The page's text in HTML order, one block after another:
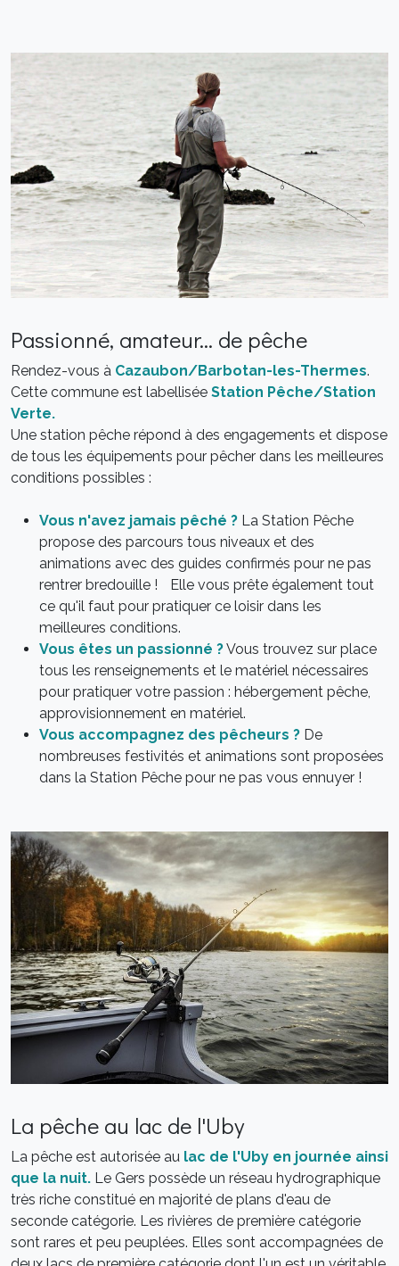
Passionné, amateur... de pêche
Rendez-vous à Cazaubon/Barbotan-les-Thermes.
Cette commune est labellisée Station Pêche/Station
Verte.
Une station pêche répond à des engagements et dispose
de tous les équipements pour pêcher dans les meilleures
conditions possibles :
Vous n'avez jamais pêché ? La Station Pêche
propose des parcours tous niveaux et des
animations avec des guides confirmés pour ne pas
rentrer bredouille ! Elle vous prête également tout
ce qu'il faut pour pratiquer ce loisir dans les
meilleures conditions.
Vous êtes un passionné ?Vous trouvez sur place
tous les renseignements et le matériel nécessaires
pour pratiquer votre passion : hébergement pêche,
approvisionnement en matériel.
Vous accompagnez des pêcheurs ? De
nombreuses festivités et animations sont proposées
dans la Station Pêche pour ne pas vous ennuyer !
La pêche au lac de l'Uby
La pêche est autorisée au lac de l'Uby en journée ainsi
que la nuit. Le Gers possède un réseau hydrographique
très riche constitué en majorité de plans d'eau de
seconde catégorie. Les rivières de première catégorie
sont rares et peu peuplées. Elles sont accompagnées de